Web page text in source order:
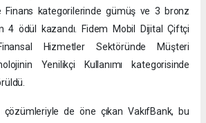
Finans kategorilerinde gümüş ve 3 bronz
4 ödül kazandı. Fidem Mobil Dijital Çiftçi
Hizmetler Sektöründe Müşteri
Yenilikçi Kullanımı kategorisinde
de öne çıkan VakıfBank, bu